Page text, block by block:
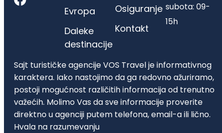
Evropa
Daleke
destinacije
Osiguranje
Kontakt
subota: 09-
15h
Sajt turističke agencije VOS Travel je informativnog
karaktera. Iako nastojimo da ga redovno ažuriramo,
postoji mogućnost različitih informacija od trenutno
važećih. Molimo Vas da sve informacije proverite
direktno u agenciji putem telefona, email-a ili lično.
Hvala na razumevanju